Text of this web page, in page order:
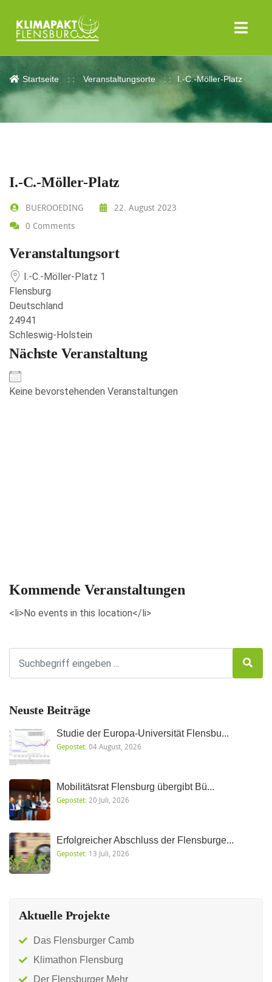
I.-C.-Möller-Platz
Startseite Veranstaltungsorte I.-C.-Möller-Platz
I.-C.-Möller-Platz
BUEROOEDING
22. August 2023
0 Comments
Veranstaltungsort
I.-C.-Möller-Platz 1
Flensburg
Deutschland
24941
Schleswig-Holstein
Nächste Veranstaltung
Keine bevorstehenden Veranstaltungen
Kommende Veranstaltungen
<li>No events in this location</li>
Neuste Beiträge
Studie der Europa-Universität Flensbu...
Gepostet:04 August, 2026
Mobilitätsrat Flensburg übergibt Bü...
Gepostet: 20 Juli, 2026
Erfolgreicher Abschluss der Flensburge...
Gepostet: 13 Juli, 2026
Aktuelle Projekte
Das Flensburger Camb
Klimathon Flensburg
Der Flensburger Mehr